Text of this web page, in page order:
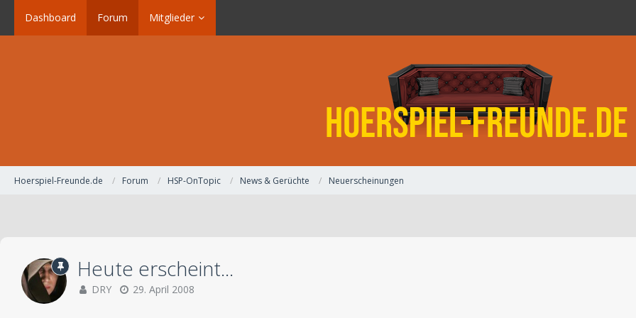
Dashboard Forum Mitglieder
Hoerspiel-Freunde.de Forum HSP-OnTopic News & Gerüchte Neuerscheinungen
Heute erscheint...
DRY 29. April 2008